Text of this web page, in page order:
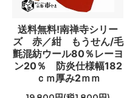
送料無料!南禅寺シリー
ズ 赤／紺 もうせん/毛
氈混紡ウール80％レーヨ
ン20％ 防炎仕様幅182
ｃｍ厚み2ｍｍ